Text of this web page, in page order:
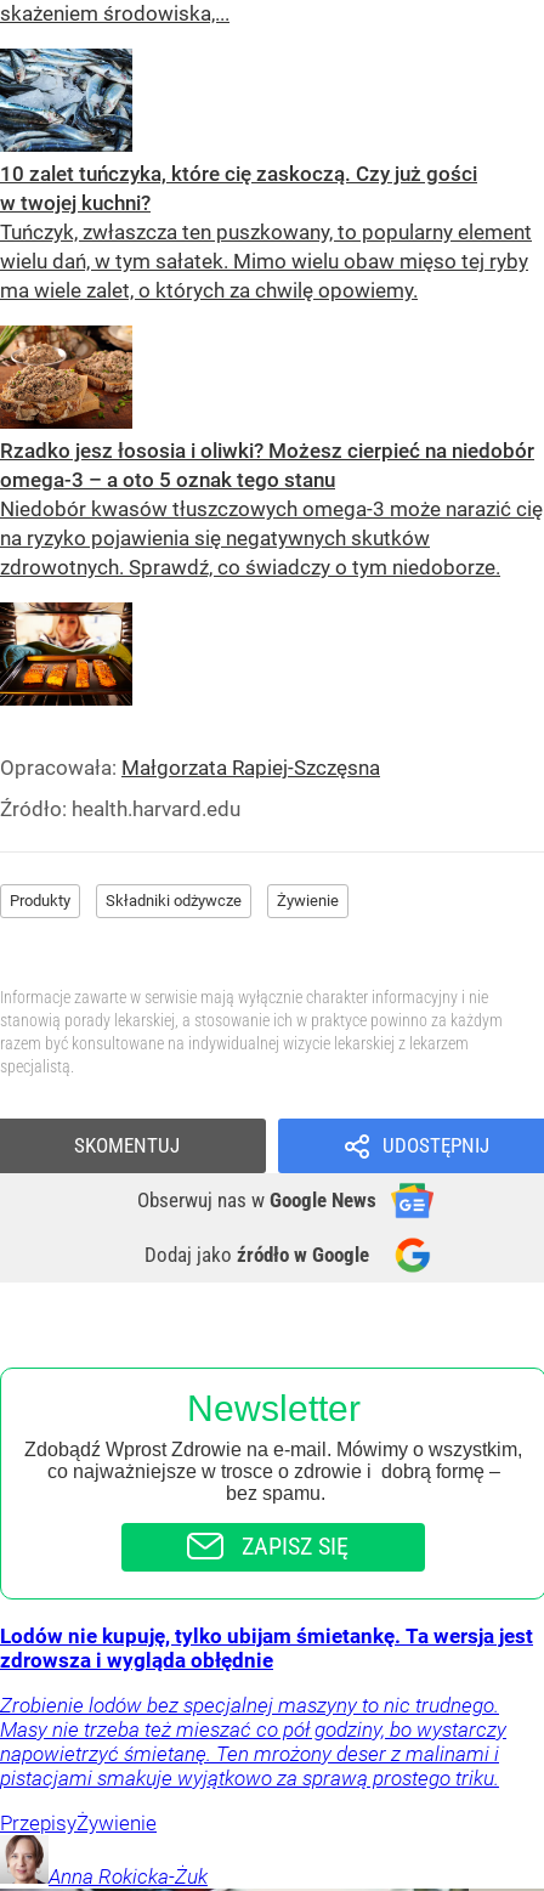
skażeniem środowiska,...
10 zalet tuńczyka, które cię zaskoczą. Czy już gości
w twojej kuchni?
Tuńczyk, zwłaszcza ten puszkowany, to popularny element
wielu dań, w tym sałatek. Mimo wielu obaw mięso tej ryby
ma wiele zalet, o których za chwilę opowiemy.
Rzadko jesz łososia i oliwki? Możesz cierpieć na niedobór
omega-3 – a oto 5 oznak tego stanu
Niedobór kwasów tłuszczowych omega-3 może narazić cię
na ryzyko pojawienia się negatywnych skutków
zdrowotnych. Sprawdź, co świadczy o tym niedoborze.
Opracowała: Małgorzata Rapiej-Szczęsna
Źródło: health.harvard.edu
Produkty Składniki odżywcze Żywienie
Informacje zawarte w serwisie mają wyłącznie charakter informacyjny i nie
stanowią porady lekarskiej, a stosowanie ich w praktyce powinno za każdym
razem być konsultowane na indywidualnej wizycie lekarskiej z lekarzem
specjalistą.
UDOSTĘPNIJ
Obserwuj nas w Google News
Dodaj jako źródło w Google
SKOMENTUJ
Newsletter
Zdobądź Wprost Zdrowie na e-mail. Mówimy o wszystkim,
co najważniejsze w trosce o zdrowie i dobrą formę –
bez spamu.
ZAPISZ SIĘ
Lodów nie kupuję, tylko ubijam śmietankę. Ta wersja jest
zdrowsza i wygląda obłędnie
Zrobienie lodów bez specjalnej maszyny to nic trudnego.
Masy nie trzeba też mieszać co pół godziny, bo wystarczy
napowietrzyć śmietanę. Ten mrożony deser z malinami i
pistacjami smakuje wyjątkowo za sprawą prostego triku.
PrzepisyŻywienie
Anna Rokicka-Żuk